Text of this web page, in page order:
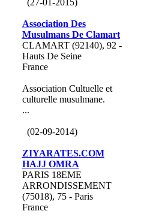
(27-01-2015)
Association Des
Musulmans De Clamart
CLAMART (92140), 92 -
Hauts De Seine
France
Association Cultuelle et
culturelle musulmane.
...
(02-09-2014)
ZIYARATES.COM
HAJJ OMRA
PARIS 18EME
ARRONDISSEMENT
(75018), 75 - Paris
France